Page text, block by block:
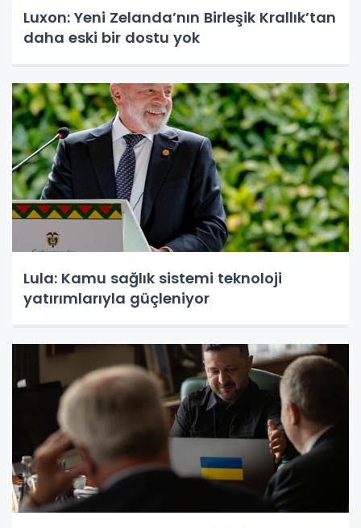
Luxon: Yeni Zelanda’nın Birleşik Krallık’tan
daha eski bir dostu yok
Lula: Kamu sağlık sistemi teknoloji
yatırımlarıyla güçleniyor